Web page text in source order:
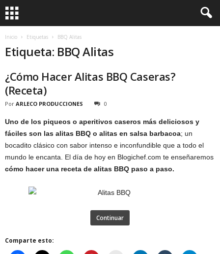
Inicio Etiquetas BBQ Alitas
Etiqueta: BBQ Alitas
¿Cómo Hacer Alitas BBQ Caseras?
(Receta)
Por ARLECO PRODUCCIONES 0
Uno de los piqueos o aperitivos caseros más deliciosos y
fáciles son las alitas BBQ o alitas en salsa barbacoa; un
bocadito clásico con sabor intenso e inconfundible que a todo el
mundo le encanta. El día de hoy en Blogichef.com te enseñaremos
cómo hacer una receta de alitas BBQ paso a paso.
Continuar
Comparte esto: